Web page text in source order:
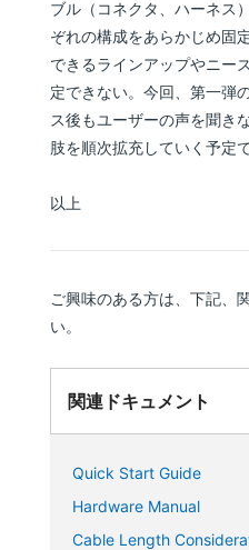
ブル（コネクタ、ハーネス
ぞれの構成をあらかじめ固
できるラインアップやニー
定できない。今回、第一弾
ス後もユーザーの声を聞き
肢を順次拡充していく予定で
以上
ご興味のある方は、下記、
い。
関連ドキュメント
Quick Start Guide
Hardware Manual
Cable Length